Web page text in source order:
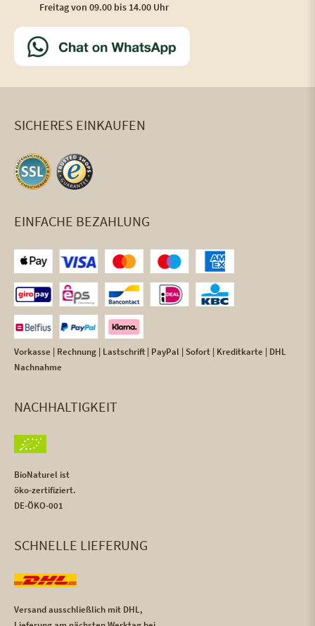
Freitag von 09.00 bis 14.00 Uhr
SICHERES EINKAUFEN
EINFACHE BEZAHLUNG
Vorkasse | Rechnung | Lastschrift | PayPal | Sofort | Kreditkarte | DHL
Nachnahme
NACHHALTIGKEIT
BioNaturel ist
öko-zertifiziert.
DE-ÖKO-001
SCHNELLE LIEFERUNG
Versand ausschließlich mit DHL,